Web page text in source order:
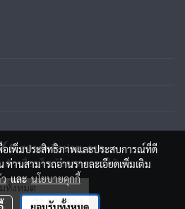
© สมาคมสื่อช่อสะอาด
ว เงื่อนไขข้อตกลงการใช้บริการ
ทั้งหมด
23,028,534
อเพิ่มประสิทธิภาพและประสบการณ์ที่ดี
ท่านสามารถอ่านรายละเอียดเพิ่มเติม
และนโยบายคุกกี้